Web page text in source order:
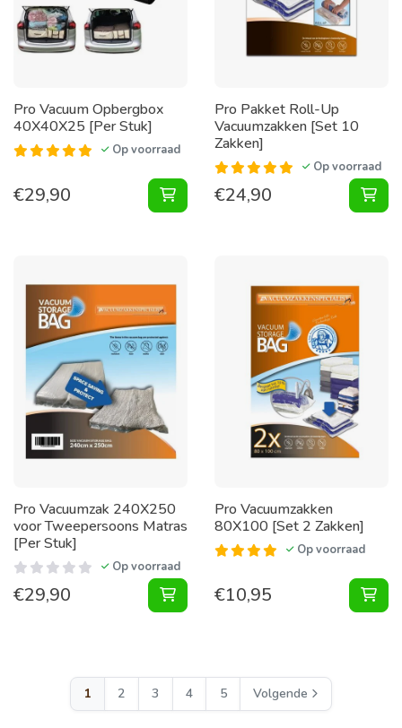
Pro Vacuum Opbergbox
40X40X25 [Per Stuk]
Op voorraad
€29,90 Vacuum Opbergbox 40X40X25
Pro Pakket Roll-Up
Vacuumzakken [Set 10
Zakken]
Op voorraad
€24,90
Pro Vacuumzak 240X250
voor Tweepersoons Matras
[Per Stuk]
Op voorraad
€29,90 Vacuumzak 240X250 voor
Pro Vacuumzakken
80X100 [Set 2 Zakken]
Op voorraad
€10,95
1 2 3 4 5 Volgende